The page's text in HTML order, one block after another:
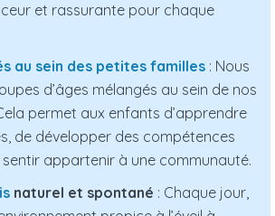
et rassurante pour chaque
au sein des petites familles : Nous
d’âges mélangés au sein de nos
permet aux enfants d’apprendre
de développer des compétences
appartenir à une communauté.
naturel et spontané : Chaque jour,